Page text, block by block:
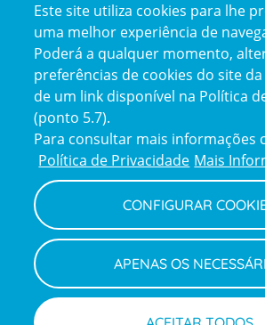
certification2certification3
Reclamações
e
elogios
Policy
Política de Privacidade e
Termos
Declaração de
Canal de Denúncias
Este site utiliza cookies para lhe
uma melhor experiência de
Poderá a qualquer momento,
preferências de cookies do site da
de um link disponível na Política
(ponto 5.7).
Para consultar mais informações
Política de Privacidade Mais
CONFIGURAR
APENAS OS